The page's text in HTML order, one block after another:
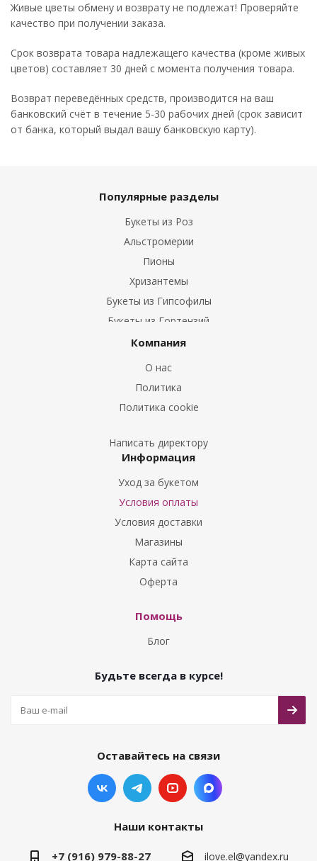
Живые цветы обмену и возврату не подлежат! Проверяйте
качество при получении заказа.
Срок возврата товара надлежащего качества (кроме живых
цветов) составляет 30 дней с момента получения товара.
Возврат переведённых средств, производится на ваш
банковский счёт в течение 5-30 рабочих дней (срок зависит
от банка, который выдал вашу банковскую карту).
Популярные разделы
Букеты из Роз
Альстромерии
Пионы
Хризантемы
Букеты из Гипсофилы
Букеты из Гортензий
Букеты из Ирисов
Букеты из Эустом
Букеты из Гладиолусов
Букеты из Тюльпанов
Компания
О нас
Политика
Политика cookie
Написать директору
Информация
Уход за букетом
Условия оплаты
Условия доставки
Магазины
Карта сайта
Оферта
Помощь
Блог
Будьте всегда в курсе!
Оставайтесь на связи
Наши контакты
+7 (916) 979-88-27 ilove.el@yandex.ru